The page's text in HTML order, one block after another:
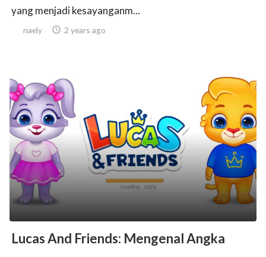
yang menjadi kesayanganm...
naely  2 years ago
Lucas And Friends: Mengenal Angka